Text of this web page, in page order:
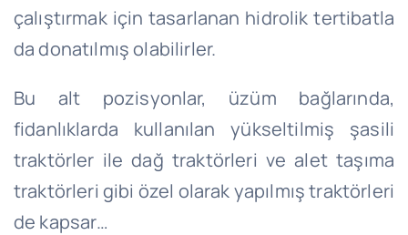
çalıştırmak için tasarlanan hidrolik tertibatla
da donatılmış olabilirler.
Bu alt pozisyonlar, üzüm bağlarında,
fidanlıklarda kullanılan yükseltilmiş şasili
traktörler ile dağ traktörleri ve alet taşıma
traktörleri gibi özel olarak yapılmış traktörleri
de kapsar…